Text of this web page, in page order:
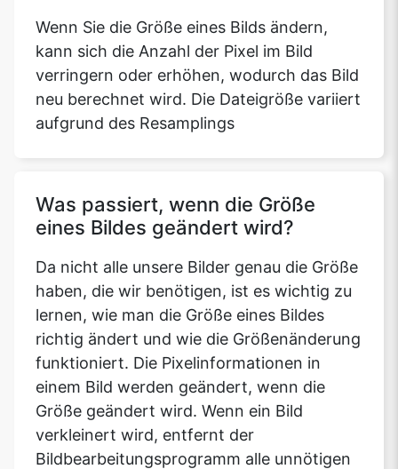
Wenn Sie die Größe eines Bilds ändern,
kann sich die Anzahl der Pixel im Bild
verringern oder erhöhen, wodurch das Bild
neu berechnet wird. Die Dateigröße variiert
aufgrund des Resamplings
Was passiert, wenn die Größe
eines Bildes geändert wird?
Da nicht alle unsere Bilder genau die Größe
haben, die wir benötigen, ist es wichtig zu
lernen, wie man die Größe eines Bildes
richtig ändert und wie die Größenänderung
funktioniert. Die Pixelinformationen in
einem Bild werden geändert, wenn die
Größe geändert wird. Wenn ein Bild
verkleinert wird, entfernt der
Bildbearbeitungsprogramm alle unnötigen